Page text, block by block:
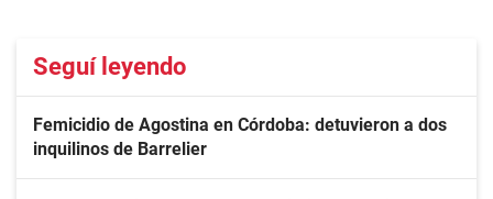
Seguí leyendo
Femicidio de Agostina en Córdoba: detuvieron a dos
inquilinos de Barrelier